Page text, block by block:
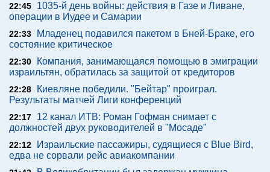
22:45
1035-й день войны: действия в Газе и Ливане,
операции в Иудее и Самарии
22:33
Младенец подавился пакетом в Бней-Браке, его
состояние критическое
22:30
Компания, занимающаяся помощью в эмиграции
израильтян, обратилась за защитой от кредиторов
22:28
Киевляне победили. "Бейтар" проиграл.
Результаты матчей Лиги конференций
22:17
12 канал ИТВ: Роман Гофман снимает с
должностей двух руководителей в "Мосаде"
22:12
Израильские пассажиры, судящиеся с Blue Bird,
едва не сорвали рейс авиакомпании